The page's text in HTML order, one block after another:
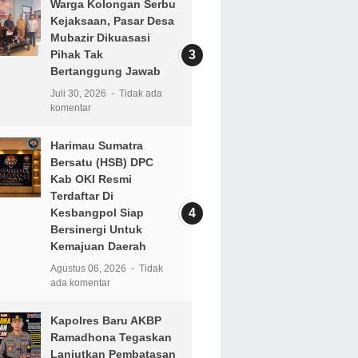
Warga Kolongan Serbu
Kejaksaan, Pasar Desa
Mubazir Dikuasasi
Pihak Tak
Bertanggung Jawab
Juli 30, 2026
Tidak ada
komentar
Harimau Sumatra
Bersatu (HSB) DPC
Kab OKI Resmi
Terdaftar Di
Kesbangpol Siap
Bersinergi Untuk
Kemajuan Daerah
Agustus 06, 2026
Tidak
ada komentar
Kapolres Baru AKBP
Ramadhona Tegaskan
Lanjutkan Pembatasan